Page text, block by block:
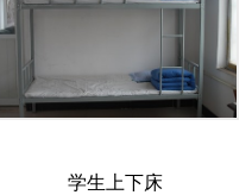
学生上下床